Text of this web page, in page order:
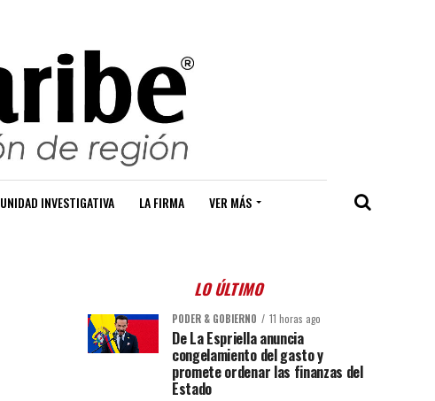
UNIDAD INVESTIGATIVA LA FIRMA VER MÁS
LO ÚLTIMO
PODER & GOBIERNO 11 horas ago
De La Espriella anuncia
congelamiento del gasto y
promete ordenar las finanzas del
Estado